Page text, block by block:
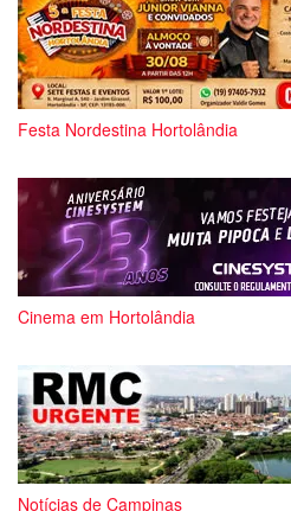
Festa Nordestina Hortolândia
Cinema em Hortolândia
Notícias de Campinas